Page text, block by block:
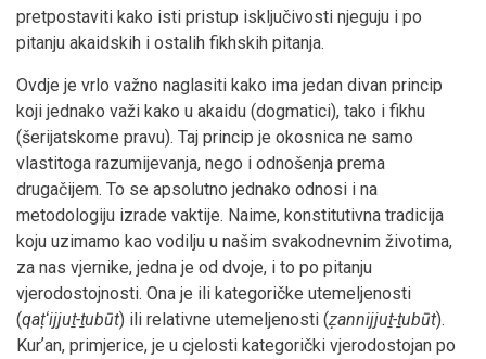
pretpostaviti kako isti pristup isključivosti njeguju i po
pitanju akaidskih i ostalih fikhskih pitanja.
Ovdje je vrlo važno naglasiti kako ima jedan divan princip
koji jednako važi kako u akaidu (dogmatici), tako i fikhu
(šerijatskome pravu). Taj princip je okosnica ne samo
vlastitoga razumijevanja, nego i odnošenja prema
drugačijem. To se apsolutno jednako odnosi i na
metodologiju izrade vaktije. Naime, konstitutivna tradicija
koju uzimamo kao vodilju u našim svakodnevnim životima,
za nas vjernike, jedna je od dvoje, i to po pitanju
vjerodostojnosti. Ona je ili kategoričke utemeljenosti
(qaṭʻijjuṯ-ṯubūt) ili relativne utemeljenosti (ẓannijjuṯ-ṯubūt).
Kurʼan, primjerice, je u cjelosti kategorički vjerodostojan po